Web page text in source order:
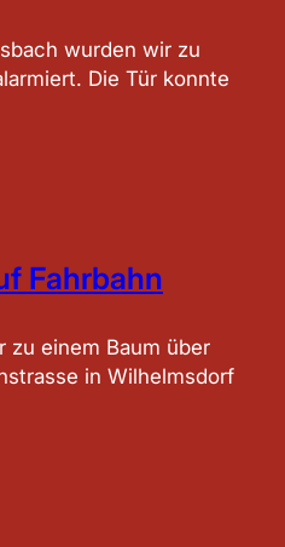
wurden wir zu
Die Tür konnte
Fahrbahn
zu einem Baum über
in Wilhelmsdorf